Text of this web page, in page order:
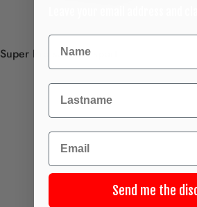
Super Pro sacs de sport
Achternaam
Email
Send me the